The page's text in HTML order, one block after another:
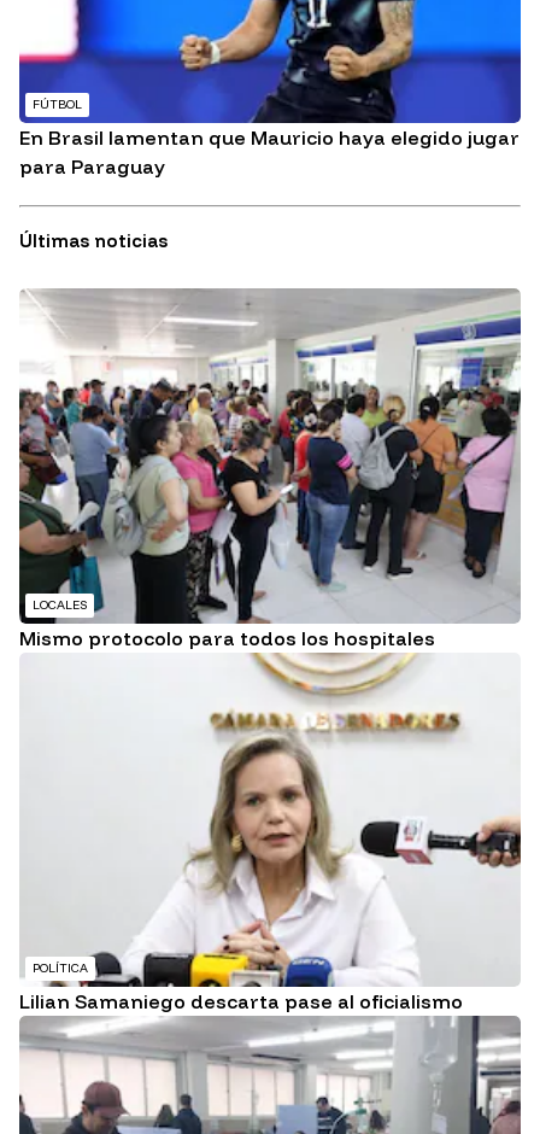
FÚTBOL
En Brasil lamentan que Mauricio haya elegido jugar
para Paraguay
Últimas noticias
LOCALES
Mismo protocolo para todos los hospitales
POLÍTICA
Lilian Samaniego descarta pase al oficialismo